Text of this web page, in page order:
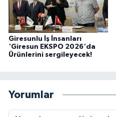
Giresunlu İş İnsanları
'Giresun EKSPO 2026'da
Ürünlerini sergileyecek!
Yorumlar